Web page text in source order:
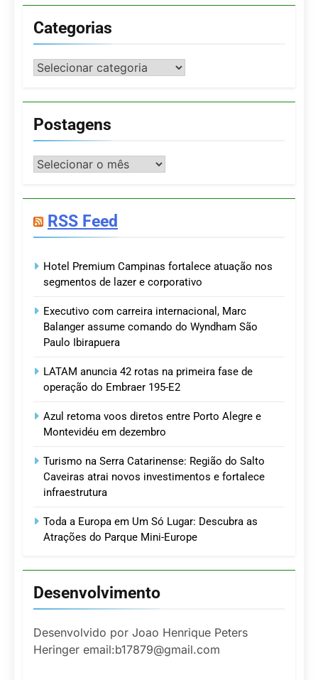
Categorias
Categorias
Postagens
Postagens
RSS Feed
Hotel Premium Campinas fortalece atuação nos
segmentos de lazer e corporativo
Executivo com carreira internacional, Marc
Balanger assume comando do Wyndham São
Paulo Ibirapuera
LATAM anuncia 42 rotas na primeira fase de
operação do Embraer 195-E2
Azul retoma voos diretos entre Porto Alegre e
Montevidéu em dezembro
Turismo na Serra Catarinense: Região do Salto
Caveiras atrai novos investimentos e fortalece
infraestrutura
Toda a Europa em Um Só Lugar: Descubra as
Atrações do Parque Mini-Europe
Desenvolvimento
Desenvolvido por Joao Henrique Peters
Heringer email:b17879@gmail.com